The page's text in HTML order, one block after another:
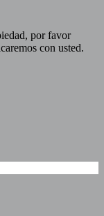
por favor
con usted.